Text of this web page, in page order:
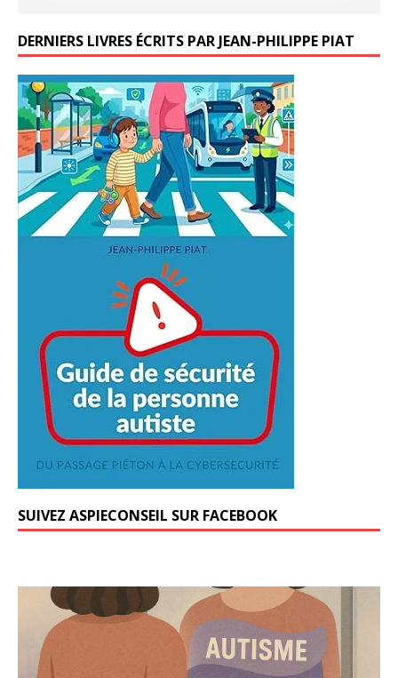
DERNIERS LIVRES ÉCRITS PAR JEAN-PHILIPPE PIAT
SUIVEZ ASPIECONSEIL SUR FACEBOOK